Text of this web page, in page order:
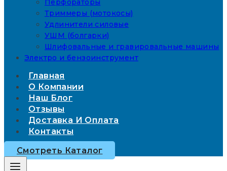
Перфораторы
Триммеры (мотокосы)
Удлинители силовые
УШМ (болгарки)
Шлифовальные и гравировальные машины
Электро и бензоинструмент
Главная
О Компании
Наш Блог
Отзывы
Доставка И Оплата
Контакты
Смотреть Каталог